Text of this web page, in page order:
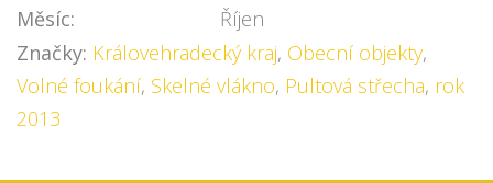
Měsíc:
Říjen
Značky: Královehradecký kraj, Obecní objekty,
Volné foukání, Skelné vlákno, Pultová střecha, rok
2013